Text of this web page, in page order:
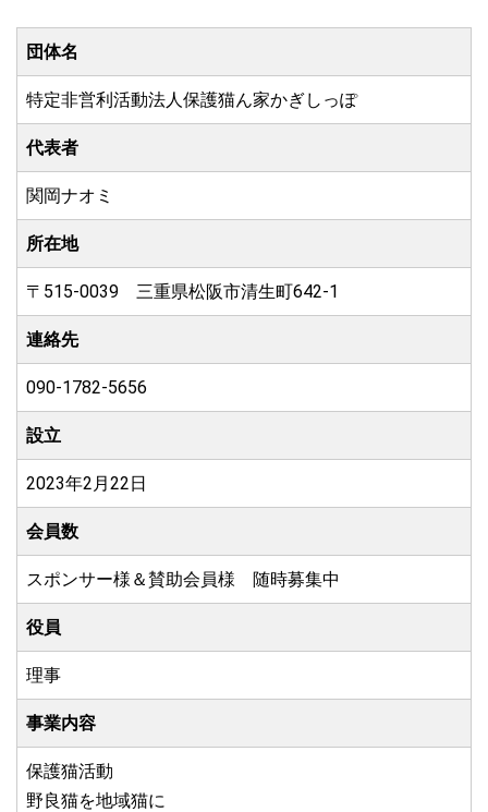
団体名
特定非営利活動法人保護猫ん家かぎしっぽ
代表者
関岡ナオミ
所在地
〒515-0039 三重県松阪市清生町642-1
連絡先
090-1782-5656
設立
2023年2月22日
会員数
スポンサー様＆賛助会員様 随時募集中
役員
理事
事業内容
保護猫活動
野良猫を地域猫に